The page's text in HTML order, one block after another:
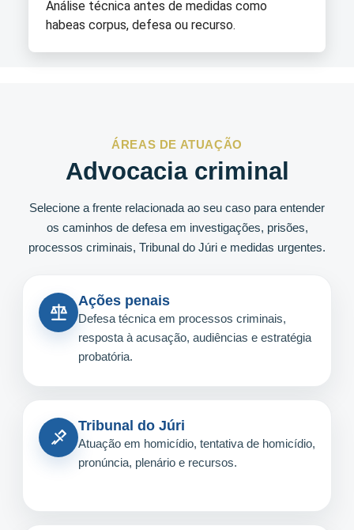
Análise técnica antes de medidas como
habeas corpus, defesa ou recurso.
ÁREAS DE ATUAÇÃO
Advocacia criminal
Selecione a frente relacionada ao seu caso para entender
os caminhos de defesa em investigações, prisões,
processos criminais, Tribunal do Júri e medidas urgentes.
Ações penais
Defesa técnica em processos criminais,
resposta à acusação, audiências e estratégia
probatória.
Tribunal do Júri
Atuação em homicídio, tentativa de homicídio,
pronúncia, plenário e recursos.